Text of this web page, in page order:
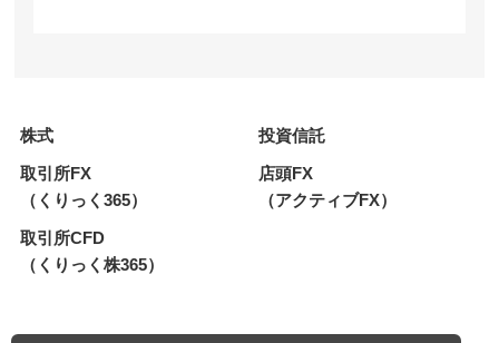
株式
投資信託
取引所FX
（くりっく365）
店頭FX
（アクティブFX）
取引所CFD
（くりっく株365）